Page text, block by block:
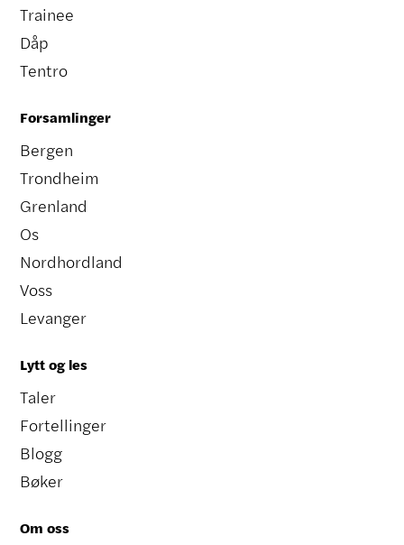
Trainee
Dåp
Tentro
Forsamlinger
Bergen
Trondheim
Grenland
Os
Nordhordland
Voss
Levanger
Lytt og les
Taler
Fortellinger
Blogg
Bøker
Om oss